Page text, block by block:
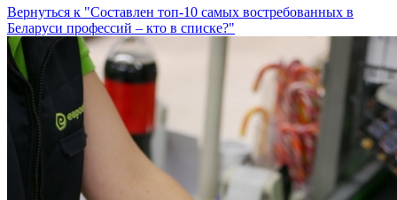
Вернуться к "Составлен топ-10 самых востребованных в
Беларуси профессий – кто в списке?"